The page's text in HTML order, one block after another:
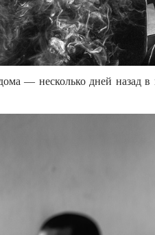
— несколько дней назад